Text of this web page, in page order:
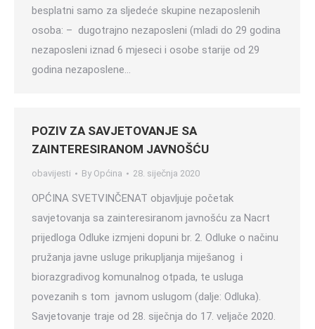
besplatni samo za sljedeće skupine nezaposlenih
osoba: – dugotrajno nezaposleni (mladi do 29 godina
nezaposleni iznad 6 mjeseci i osobe starije od 29
godina nezaposlene…
POZIV ZA SAVJETOVANJE SA
ZAINTERESIRANOM JAVNOŠĆU
obavijesti By Općina 28. siječnja 2020
OPĆINA SVETVINČENAT objavljuje početak
savjetovanja sa zainteresiranom javnošću za Nacrt
prijedloga Odluke izmjeni dopuni br. 2. Odluke o načinu
pružanja javne usluge prikupljanja miješanog i
biorazgradivog komunalnog otpada, te usluga
povezanih s tom javnom uslugom (dalje: Odluka).
Savjetovanje traje od 28. siječnja do 17. veljače 2020.